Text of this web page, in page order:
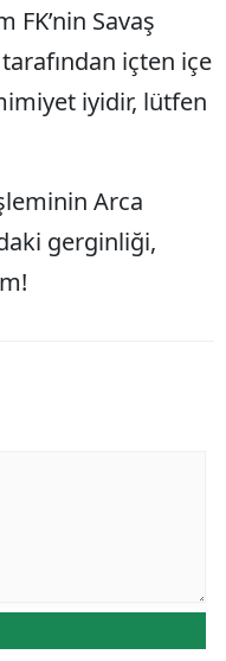
Savaş
içten içe
iyidir, lütfen
Arca
gerginliği,